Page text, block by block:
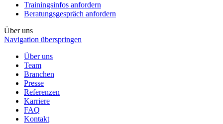
Trainingsinfos anfordern
Beratungsgespräch anfordern
Über uns
Navigation überspringen
Über uns
Team
Branchen
Presse
Referenzen
Karriere
FAQ
Kontakt